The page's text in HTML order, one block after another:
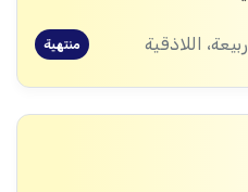
ربيعة، اللاذقية منتهية